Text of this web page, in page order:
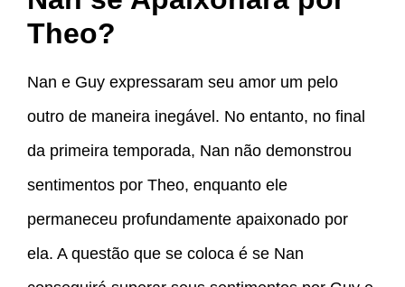
Theo?
Nan e Guy expressaram seu amor um pelo
outro de maneira inegável. No entanto, no final
da primeira temporada, Nan não demonstrou
sentimentos por Theo, enquanto ele
permaneceu profundamente apaixonado por
ela. A questão que se coloca é se Nan